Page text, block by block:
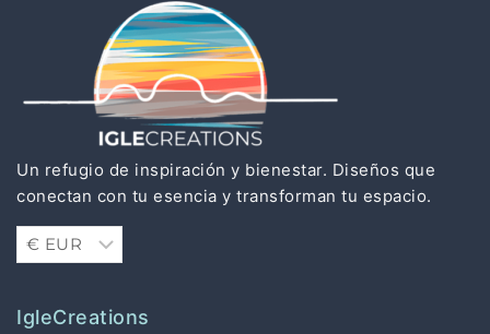
Un refugio de inspiración y bienestar. Diseños que
conectan con tu esencia y transforman tu espacio.
IgleCreations